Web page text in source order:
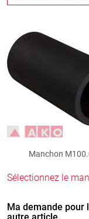
Manchon
Sélectionnez le
Ma demande pour